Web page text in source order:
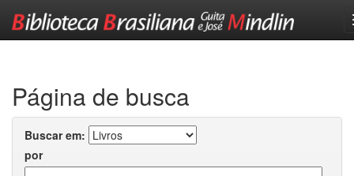
Página de busca
Buscar em:
por